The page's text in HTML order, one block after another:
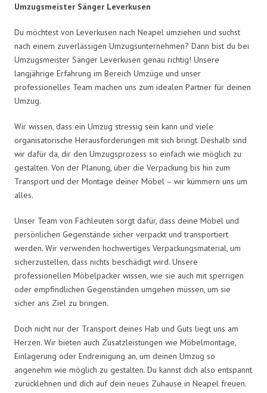
Umzugsmeister Sänger Leverkusen
Du möchtest von Leverkusen nach Neapel umziehen und suchst
nach einem zuverlässigen Umzugsunternehmen? Dann bist du bei
Umzugsmeister Sänger Leverkusen genau richtig! Unsere
langjährige Erfahrung im Bereich Umzüge und unser
professionelles Team machen uns zum idealen Partner für deinen
Umzug.
Wir wissen, dass ein Umzug stressig sein kann und viele
organisatorische Herausforderungen mit sich bringt. Deshalb sind
wir dafür da, dir den Umzugsprozess so einfach wie möglich zu
gestalten. Von der Planung, über die Verpackung bis hin zum
Transport und der Montage deiner Möbel – wir kümmern uns um
alles.
Unser Team von Fachleuten sorgt dafür, dass deine Möbel und
persönlichen Gegenstände sicher verpackt und transportiert
werden. Wir verwenden hochwertiges Verpackungsmaterial, um
sicherzustellen, dass nichts beschädigt wird. Unsere
professionellen Möbelpacker wissen, wie sie auch mit sperrigen
oder empfindlichen Gegenständen umgehen müssen, um sie
sicher ans Ziel zu bringen.
Doch nicht nur der Transport deines Hab und Guts liegt uns am
Herzen. Wir bieten auch Zusatzleistungen wie Möbelmontage,
Einlagerung oder Endreinigung an, um deinen Umzug so
angenehm wie möglich zu gestalten. Du kannst dich also entspannt
zurücklehnen und dich auf dein neues Zuhause in Neapel freuen.